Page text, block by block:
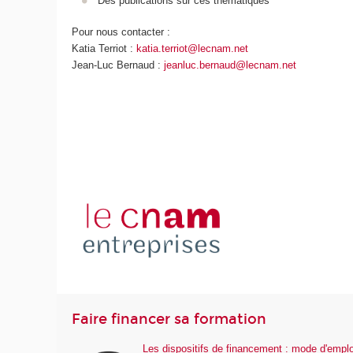
Pour nous contacter :
Katia Terriot : katia.terriot@lecnam.net
Jean-Luc Bernaud :jeanluc.bernaud@lecnam.net
Faire financer sa formation
Les dispositifs de financement : mode